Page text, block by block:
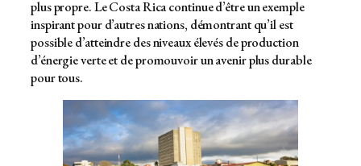
plus propre. Le Costa Rica continue d’être un exemple
inspirant pour d’autres nations, démontrant qu’il est
possible d’atteindre des niveaux élevés de production
d’énergie verte et de promouvoir un avenir plus durable
pour tous.